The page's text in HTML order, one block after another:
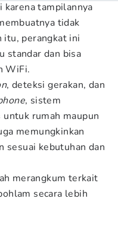
karena tampilannya
tidak
itu, perangkat ini
standar dan bisa
WiFi.
, deteksi gerakan, dan
, sistem
rumah maupun
memungkinkan
sesuai kebutuhan dan
merangkum terkait
secara lebih